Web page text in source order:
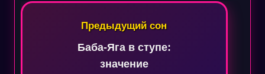
Навигация
записям
Предыдущий сон
Баба-Яга в ступе:
значение